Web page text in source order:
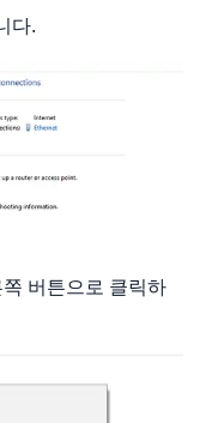
다.
버튼으로 클릭하